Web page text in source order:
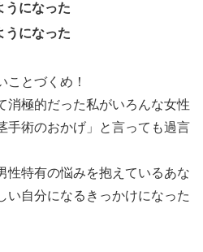
うになった
うになった
ことづくめ！
消極的だった私がいろんな女性
手術のおかげ」と言っても過言
性特有の悩みを抱えているあな
い自分になるきっかけになった